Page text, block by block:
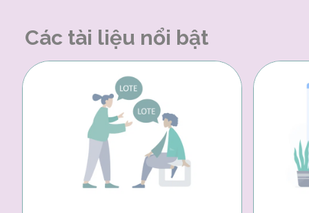
Các tài liệu nổi bật